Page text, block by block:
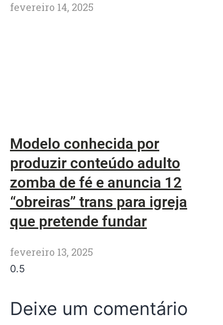
fevereiro 14, 2025
Modelo conhecida por
produzir conteúdo adulto
zomba de fé e anuncia 12
“obreiras” trans para igreja
que pretende fundar
fevereiro 13, 2025
Deixe um comentário